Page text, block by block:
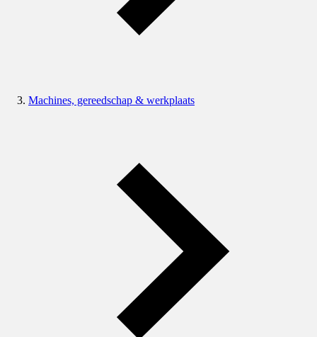
Machines, gereedschap & werkplaats